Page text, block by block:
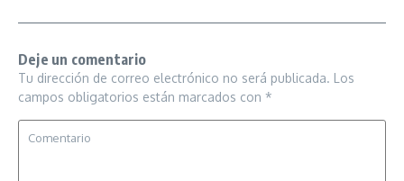
Deje un comentario
Tu dirección de correo electrónico no será publicada. Los
campos obligatorios están marcados con *